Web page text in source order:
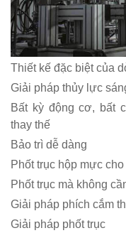
Thiết kế đặc biệt của
Giải pháp thủy lực
Bất kỳ động cơ, bất
thay thế
Bảo trì dễ dàng
Phốt trục hộp mực
Phốt trục mà không
Giải pháp phích cắm
Giải pháp phốt trục